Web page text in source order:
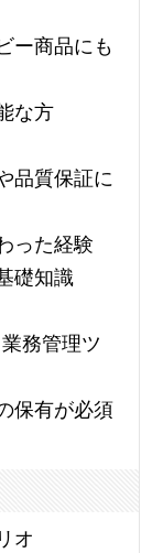
ー商品にも
な方
品質保証に
った経験
礎知識
務管理ツ
保有が必須
オ